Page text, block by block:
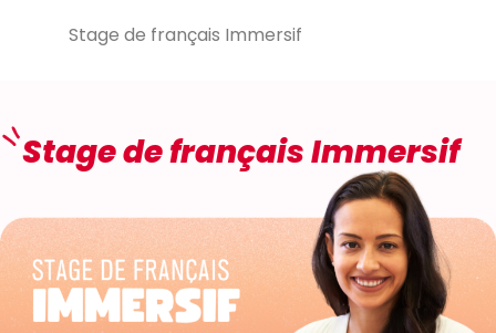
Stage de français Immersif
Stage de français Immersif